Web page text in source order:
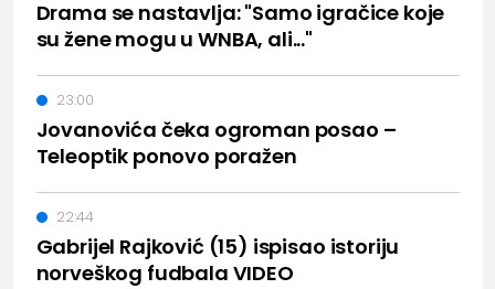
Drama se nastavlja: "Samo igračice koje
su žene mogu u WNBA, ali..."
Jovanovića čeka ogroman posao –
Teleoptik ponovo poražen
23:00
Gabrijel Rajković (15) ispisao istoriju
norveškog fudbala VIDEO
22:44